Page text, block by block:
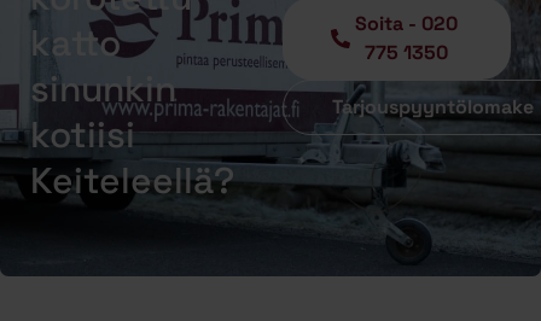
katto
sinunkin
kotiisi
Keiteleellä?
Soita - 020
775 1350
Tarjouspyyntölomake